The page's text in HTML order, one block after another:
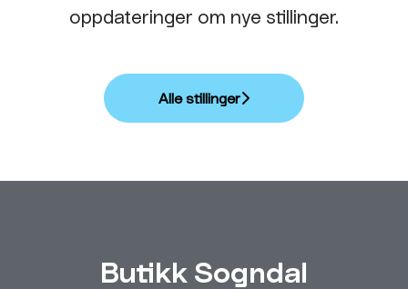
oppdateringer om nye stillinger.
Alle stillinger
Butikk Sogndal